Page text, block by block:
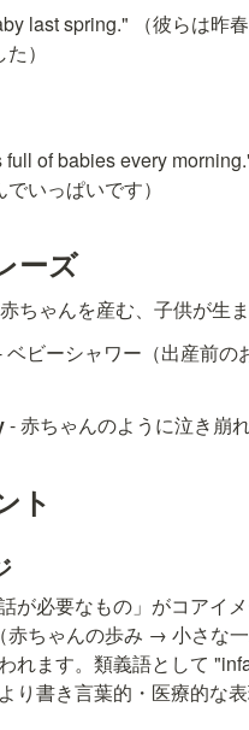
last spring." （彼らは昨
）
of babies every
いっぱいです）
ーズ
ちゃんを産む、子供が生
ベビーシャワー（出産前の
- 赤ちゃんのように泣き崩
ト
が必要なもの」がコアイ
赤ちゃんの歩み → 小さな
れます。類義語として
り書き言葉的・医療的な表